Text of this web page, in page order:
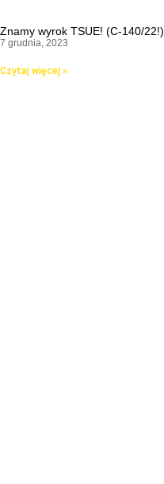
Znamy wyrok TSUE! (C-140/22!)
7 grudnia, 2023
Czytaj więcej »